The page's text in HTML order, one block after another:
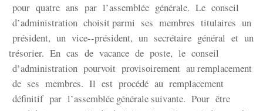
pour quatre ans par l’assemblée générale. Le conseil
d’administration choisit parmi ses membres titulaires un
président, un vice-­‐président, un secrétaire général et un
trésorier. En cas de vacance de poste, le conseil
d’administration pourvoit provisoirement au remplacement
de ses membres. Il est procédé au remplacement
définitif par l’assemblée générale suivante. Pour être